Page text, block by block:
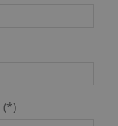
(*)